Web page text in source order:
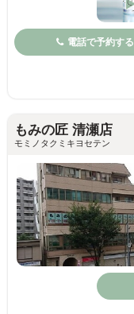
電話で予約する
もみの匠 清瀬店
モミノタクミキヨセテン